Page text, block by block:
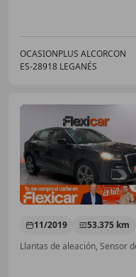
OCASIONPLUS ALCORCON
ES-28918 LEGANÉS
11/2019 53.375 km